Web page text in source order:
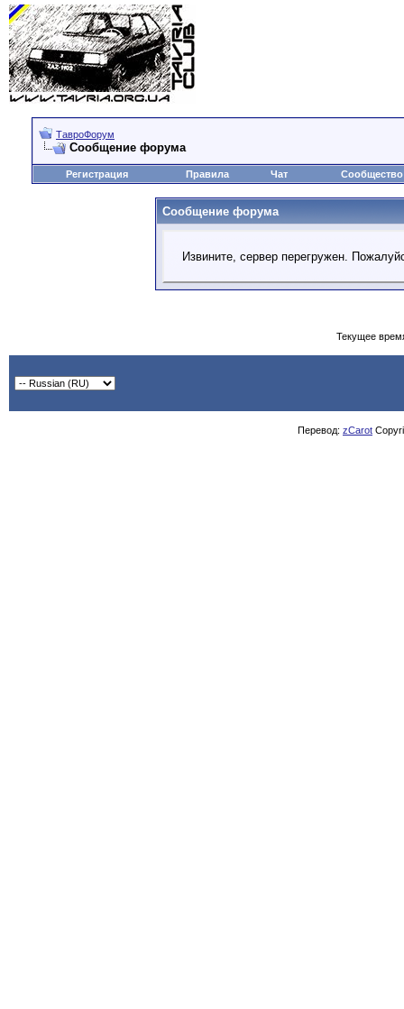
ТавроФорум
Сообщение форума
Регистрация Правила Чат Сообщество
Сообщение форума
Извините, сервер перегружен.
Текущее
Перевод: zCarot